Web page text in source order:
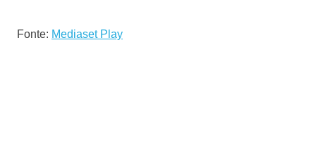
Fonte: Mediaset Play